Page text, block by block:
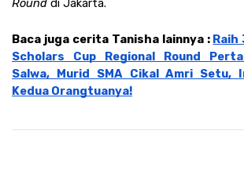
Baca juga cerita Tanisha lainnya : Raih
Scholars Cup Regional Round
Salwa, Murid SMA Cikal Amri Setu,
Kedua Orangtuanya!